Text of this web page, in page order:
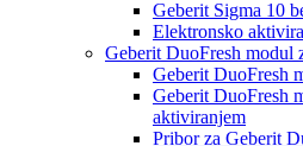
Geberit Sigma 10
Elektronsko
Geberit DuoFresh modul
Geberit DuoFresh
Geberit DuoFresh
aktiviranjem
Pribor za Geberit